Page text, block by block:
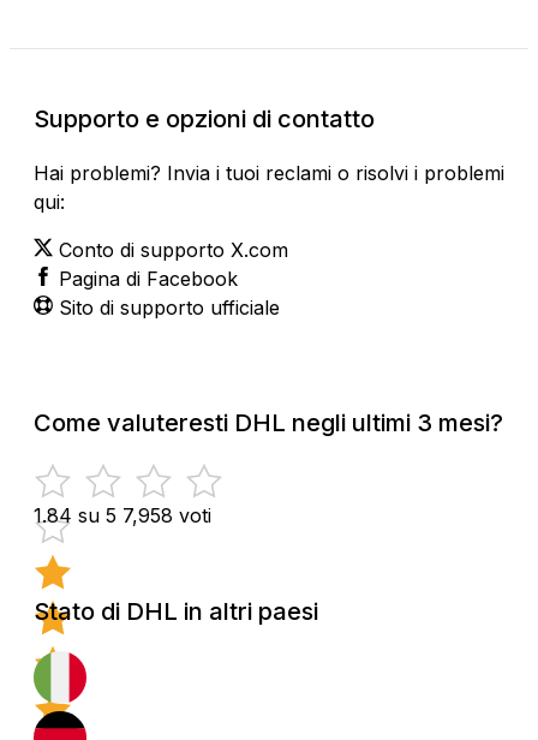
Supporto e opzioni di contatto
Hai problemi? Invia i tuoi reclami o risolvi i problemi
qui:
Conto di supporto X.com
Pagina di Facebook
Sito di supporto ufficiale
Come valuteresti DHL negli ultimi 3 mesi?
1.84 su 5 7,958 voti
Stato di DHL in altri paesi